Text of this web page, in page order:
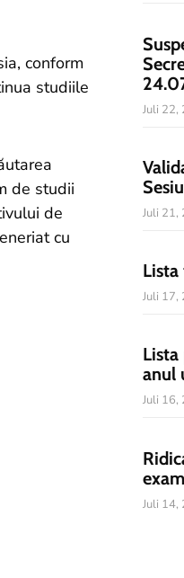
conform
studiile
de studii
de
cu
Juli 22,
Juli 21,
Juli 17,
anul
Juli 16,
Juli 14,